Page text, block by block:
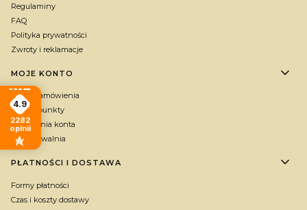
Regulaminy
FAQ
Polityka prywatności
Zwroty i reklamacje
MOJE KONTO
Twoje zamówienia
Zbieraj punkty
Ustawienia konta
Przechowalnia
PŁATNOŚCI I DOSTAWA
Formy płatności
Czas i koszty dostawy
4.9
2282
opinii